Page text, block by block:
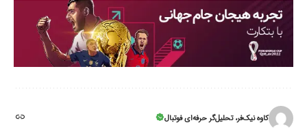
کاوه نیک‌فر، تحلیل‌گر حرفه‌ای فوتبال